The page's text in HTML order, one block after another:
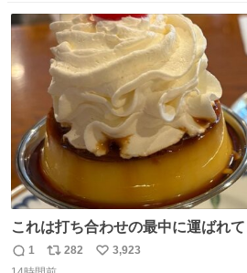
ト
数
数
これは打ち合わせの最中に運ばれ
ぎ奪い去ったプリンの写真です。
返
1
リ
282
い
3,923